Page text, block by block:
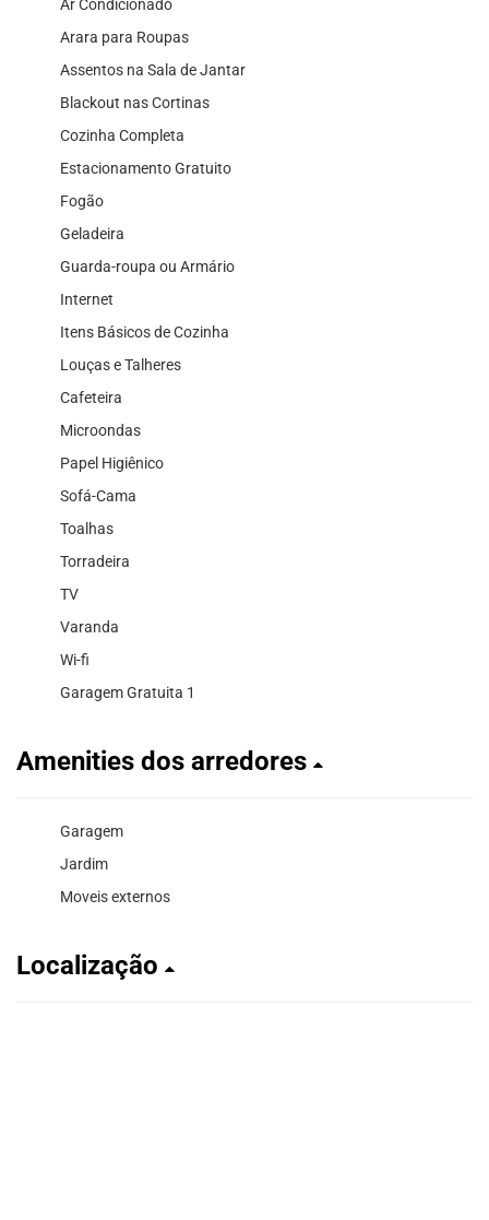
Ar Condicionado
Arara para Roupas
Assentos na Sala de Jantar
Blackout nas Cortinas
Cozinha Completa
Estacionamento Gratuito
Fogão
Geladeira
Guarda-roupa ou Armário
Internet
Itens Básicos de Cozinha
Louças e Talheres
Cafeteira
Microondas
Papel Higiênico
Sofá-Cama
Toalhas
Torradeira
TV
Varanda
Wi-fi
Garagem Gratuita 1
Amenities dos arredores
Garagem
Jardim
Moveis externos
Localização